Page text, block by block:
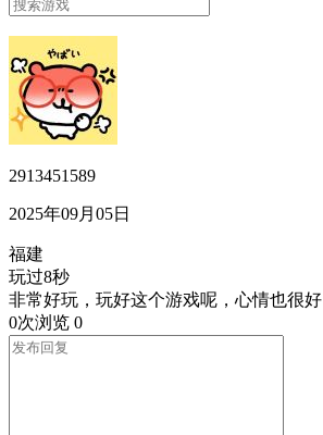
2913451589
2025年09月05日
福建
玩过8秒
非常好玩，玩好这个游戏呢，心情也很好
0次浏览 0